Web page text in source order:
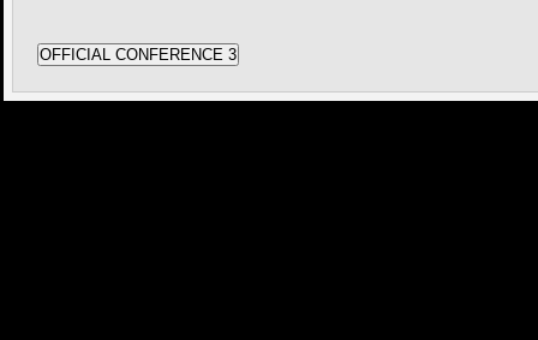
OFFICIAL CONFERENCE 3